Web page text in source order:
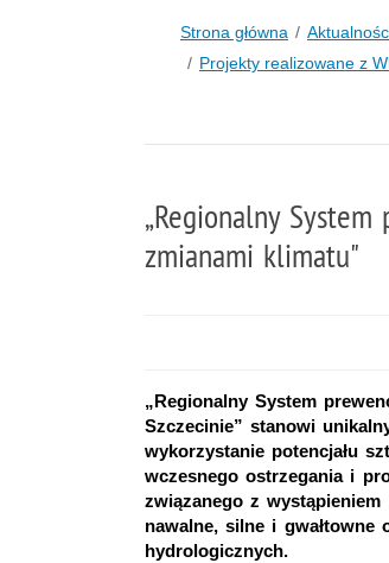
Strona główna
Projekty realizowane z
„Regionalny
zmianami klimatu"
„Regionalny System
Szczecinie” stanowi
wykorzystanie potencjału
wczesnego ostrzegania i
związanego z
nawalne, silne i
hydrologicznych.